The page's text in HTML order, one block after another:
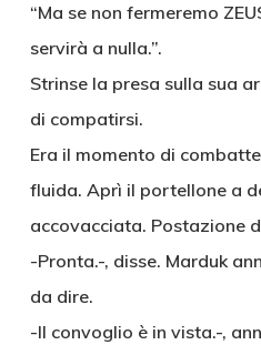
“Ma se non fermeremo
servirà a nulla.”.
Strinse la presa sulla sua
di compatirsi.
Era il momento di
fluida. Aprì il portellone a
accovacciata. Postazione
-Pronta.-, disse. Marduk
da dire.
-Il convoglio è in vista.-,